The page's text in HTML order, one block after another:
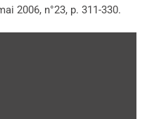
2006, n°23, p. 311-330.